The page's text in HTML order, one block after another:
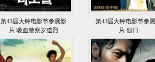
第43届大钟电影节参展影
片 吸血警察罗道烈
第43届大钟电影节参
片 假日